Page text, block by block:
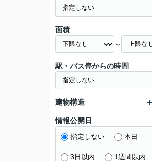
面積
～
駅・バス停からの時間
建物構造
情報公開日
指定しない 本日
3日以内 1週間以内